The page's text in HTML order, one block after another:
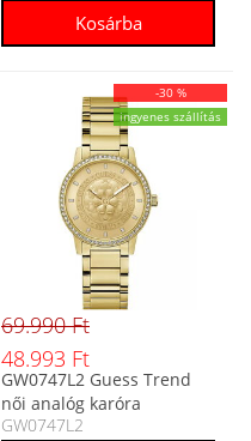
-30 %
ingyenes szállítás
69.990 Ft
48.993 Ft
GW0747L2 Guess Trend
női analóg karóra
GW0747L2